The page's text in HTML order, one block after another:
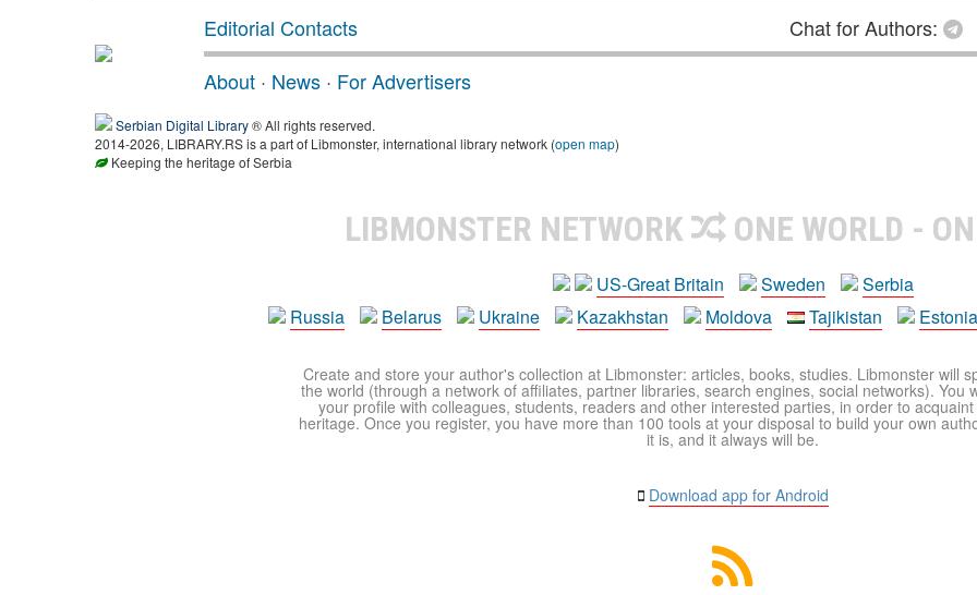
Editorial Contacts Chat for Authors:
About · News · For Advertisers
Serbian Digital Library® All rights reserved.
2014-2026, LIBRARY.RS is a part of Libmonster, international library network (open map)
Keeping the heritage of Serbia
LIBMONSTER NETWORK ONE WORLD -
US-Great Britain Sweden
Serbia
Russia
Belarus Ukraine Kazakhstan Moldova Tajikistan Estonia
Create and store your author's collection at Libmonster: articles, books, studies. Libmonster will
the world (through a network of affiliates, partner libraries, search engines, social networks). You
your profile with colleagues, students, readers and other interested parties, in order to
heritage. Once you register, you have more than 100 tools at your disposal to build your own
it is, and it always will be.
Download app for Android